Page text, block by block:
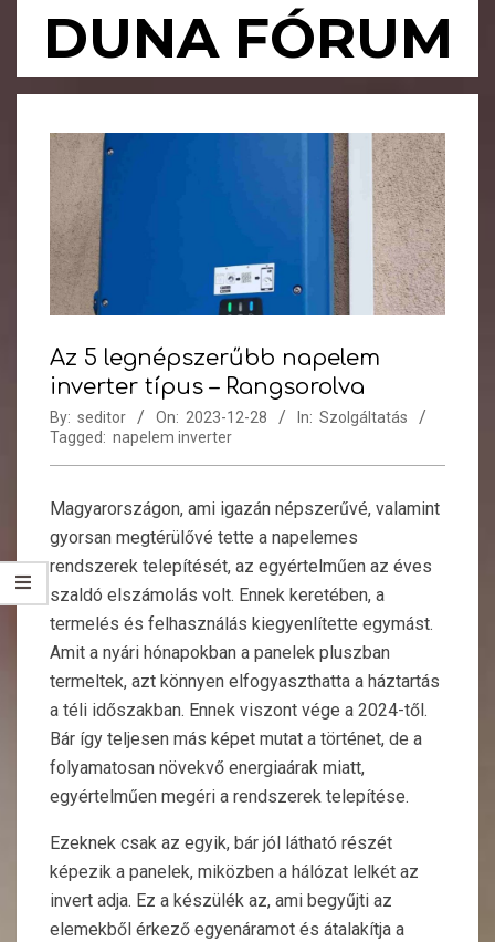
DUNA FÓRUM
Primary
Menu
Az 5 legnépszerűbb napelem
inverter típus – Rangsorolva
By: seditor On: 2023-12-28 In: Szolgáltatás
Tagged: napelem inverter
Magyarországon, ami igazán népszerűvé, valamint
gyorsan megtérülővé tette a napelemes
rendszerek telepítését, az egyértelműen az éves
szaldó elszámolás volt. Ennek keretében, a
termelés és felhasználás kiegyenlítette egymást.
Amit a nyári hónapokban a panelek pluszban
termeltek, azt könnyen elfogyaszthatta a háztartás
a téli időszakban. Ennek viszont vége a 2024-től.
Bár így teljesen más képet mutat a történet, de a
folyamatosan növekvő energiaárak miatt,
egyértelműen megéri a rendszerek telepítése.
Ezeknek csak az egyik, bár jól látható részét
képezik a panelek, miközben a hálózat lelkét az
invert adja. Ez a készülék az, ami begyűjti az
elemekből érkező egyenáramot és átalakítja a